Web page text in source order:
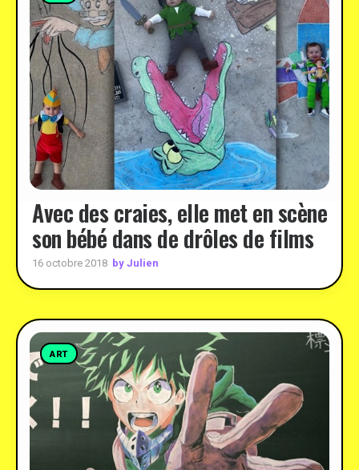
Avec des craies, elle met en scène
son bébé dans de drôles de films
16 octobre 2018 by Julien
ART